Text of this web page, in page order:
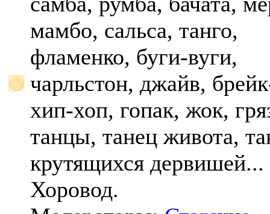
мамбо, сальса, танго,
фламенко, буги-вуги,
чарльстон, джайв,
хип-хоп, гопак, жок,
танцы, танец живота,
крутящихся дервишей...
Хоровод.